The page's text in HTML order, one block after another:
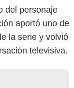
del personaje
aportó uno de
la serie y volvió
televisiva.